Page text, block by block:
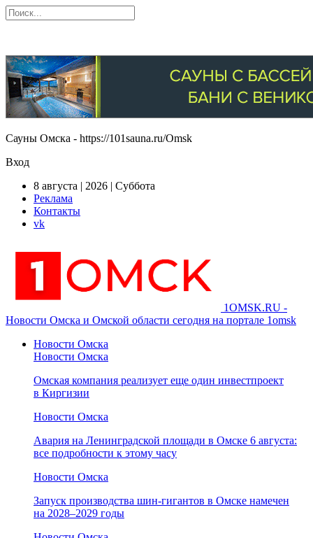
Сауны Омска - https://101sauna.ru/Omsk
Вход
8 августа | 2026 | Суббота
Реклама
Контакты
vk
1OMSK.RU -
Новости Омска и Омской области сегодня на портале 1omsk
Новости Омска
Новости Омска
Омская компания реализует еще один инвестпроект
в Киргизии
Новости Омска
Авария на Ленинградской площади в Омске 6 августа:
все подробности к этому часу
Новости Омска
Запуск производства шин-гигантов в Омске намечен
на 2028–2029 годы